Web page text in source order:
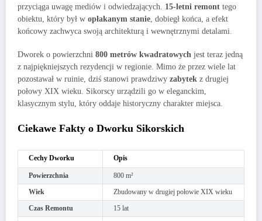
przyciąga uwagę mediów i odwiedzających. 15-letni remont tego
obiektu, który był w opłakanym stanie , dobiegł końca, a efekt
końcowy zachwyca swoją architekturą i wewnętrznymi detalami.
Dworek o powierzchni 800 metrów kwadratowych jest teraz jedną
z najpiękniejszych rezydencji w regionie. Mimo że przez wiele lat
pozostawał w ruinie, dziś stanowi prawdziwy zabytek z drugiej
połowy XIX wieku. Sikorscy urządzili go w eleganckim,
klasycznym stylu, który oddaje historyczny charakter miejsca.
Ciekawe Fakty o Dworku Sikorskich
Cechy Dworku Opis
Powierzchnia
800 m²
Wiek
Zbudowany w drugiej połowie XIX wieku
Czas Remontu
15 lat